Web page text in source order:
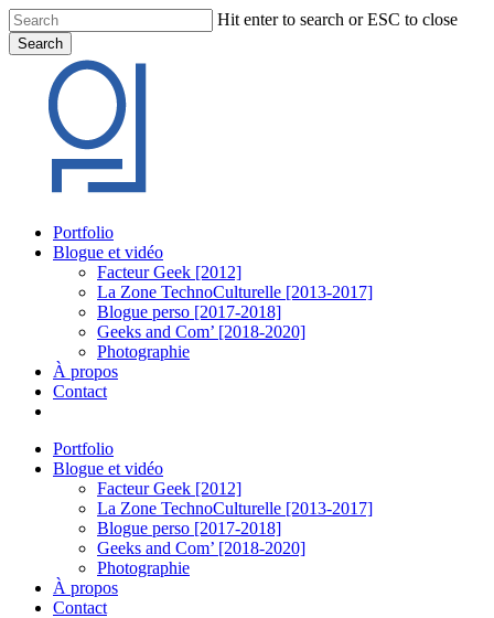
Skip
to
main
content
Hit enter to search or ESC to close
Search
Search
Menu
Portfolio
Blogue et vidéo
Facteur Geek [2012]
La Zone TechnoCulturelle [2013-2017]
Blogue perso [2017-2018]
Geeks and Com’ [2018-2020]
Photographie
À propos
Contact
Portfolio
Blogue et vidéo
Facteur Geek [2012]
La Zone TechnoCulturelle [2013-2017]
Blogue perso [2017-2018]
Geeks and Com’ [2018-2020]
Photographie
À propos
Contact